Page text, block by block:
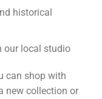
historical
our local studio
can shop with
new collection or